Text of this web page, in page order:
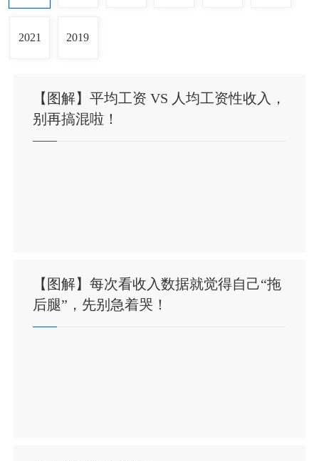
2021 2019
【图解】平均工资 VS 人均工资性收入，
别再搞混啦！
【图解】每次看收入数据就觉得自己“拖
后腿”，先别急着哭！